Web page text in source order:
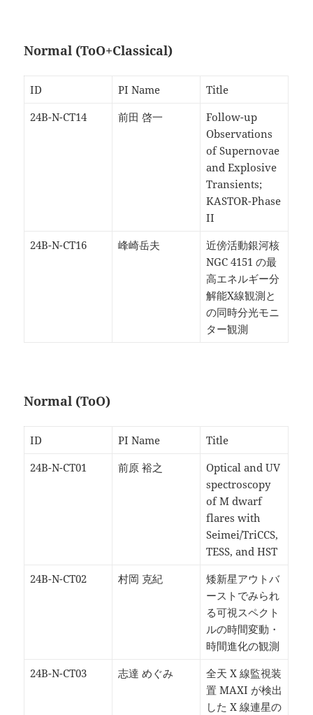
Normal (ToO+Classical)
ID PI Name
Title
24B-N-CT14
前田 啓一
Follow-up
Observations
of Supernovae
and Explosive
Transients;
KASTOR-Phase
II
24B-N-CT16
峰崎岳夫
近傍活動銀河核
NGC 4151 の最
高エネルギー分
解能X線観測と
の同時分光モニ
ター観測
Normal (ToO)
ID PI Name
Title
24B-N-CT01
前原 裕之
Optical and UV
spectroscopy
of M dwarf
flares with
Seimei/TriCCS,
TESS, and HST
24B-N-CT02
村岡 克紀
矮新星アウトバ
ーストでみられ
る可視スペクト
ルの時間変動・
時間進化の観測
24B-N-CT03
志達 めぐみ
全天 X 線監視装
置 MAXI が検出
した X 線連星の